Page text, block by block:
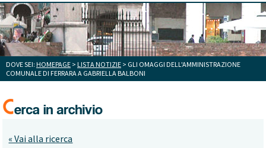
DOVE SEI: HOMEPAGE > LISTA NOTIZIE > GLI OMAGGI DELL'AMMINISTRAZIONE
COMUNALE DI FERRARA A GABRIELLA BALBONI
« Vai alla ricerca